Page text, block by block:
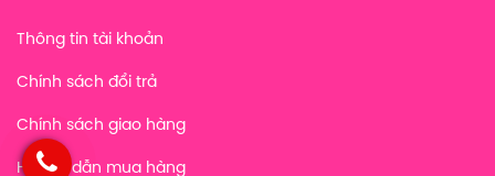
Thông tin tài khoản
Chính sách đổi trả
Chính sách giao hàng
Hướng dẫn mua hàng